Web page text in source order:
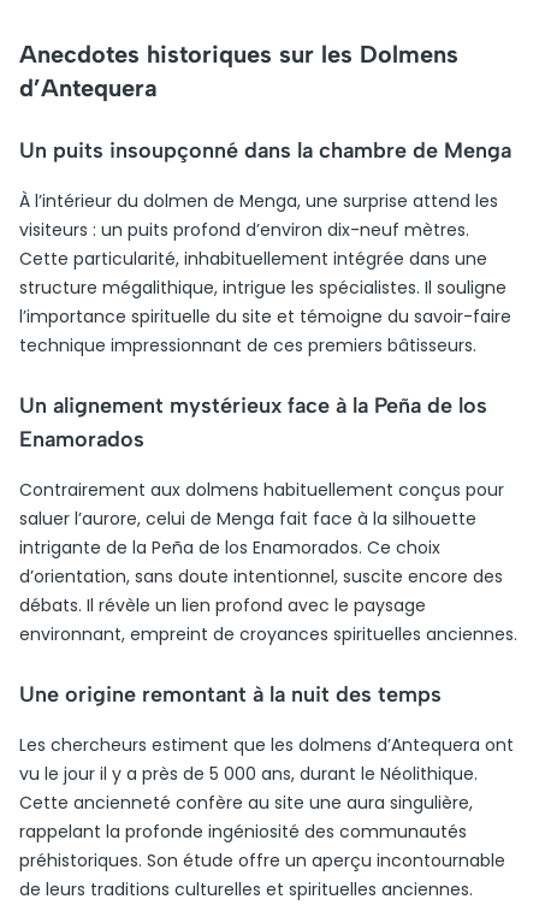
Anecdotes historiques sur les Dolmens
d’Antequera
Un puits insoupçonné dans la chambre de Menga
À l’intérieur du dolmen de Menga, une surprise attend les
visiteurs : un puits profond d’environ dix-neuf mètres.
Cette particularité, inhabituellement intégrée dans une
structure mégalithique, intrigue les spécialistes. Il souligne
l’importance spirituelle du site et témoigne du savoir-faire
technique impressionnant de ces premiers bâtisseurs.
Un alignement mystérieux face à la Peña de los
Enamorados
Contrairement aux dolmens habituellement conçus pour
saluer l’aurore, celui de Menga fait face à la silhouette
intrigante de la Peña de los Enamorados. Ce choix
d’orientation, sans doute intentionnel, suscite encore des
débats. Il révèle un lien profond avec le paysage
environnant, empreint de croyances spirituelles anciennes.
Une origine remontant à la nuit des temps
Les chercheurs estiment que les dolmens d’Antequera ont
vu le jour il y a près de 5 000 ans, durant le Néolithique.
Cette ancienneté confère au site une aura singulière,
rappelant la profonde ingéniosité des communautés
préhistoriques. Son étude offre un aperçu incontournable
de leurs traditions culturelles et spirituelles anciennes.